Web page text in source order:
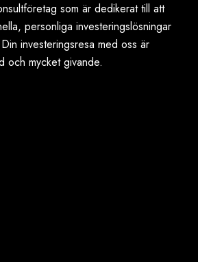
som är dedikerat till att
personliga investeringslösningar
investeringsresa med oss är
och mycket givande.